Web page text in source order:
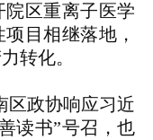
区重离子医学
目相继落地，
转化。
区政协响应习近
读书”号召，也